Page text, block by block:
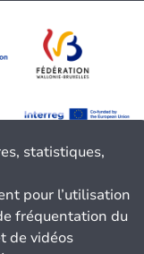
statistiques,
pour l’utilisation
fréquentation du
de vidéos